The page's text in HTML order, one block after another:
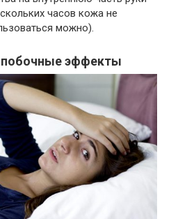
часов кожа не
можно).
побочные эффекты